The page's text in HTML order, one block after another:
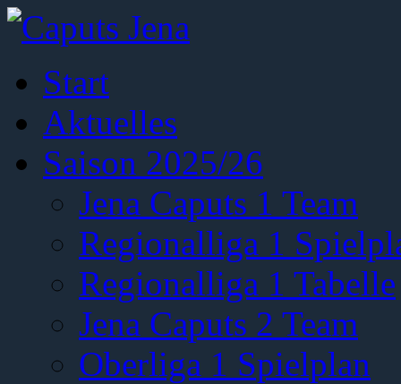
Start
Aktuelles
Saison 2025/26
Jena Caputs 1 Team
Regionalliga 1
Regionalliga 1 Tabelle
Jena Caputs 2 Team
Oberliga 1 Spielplan